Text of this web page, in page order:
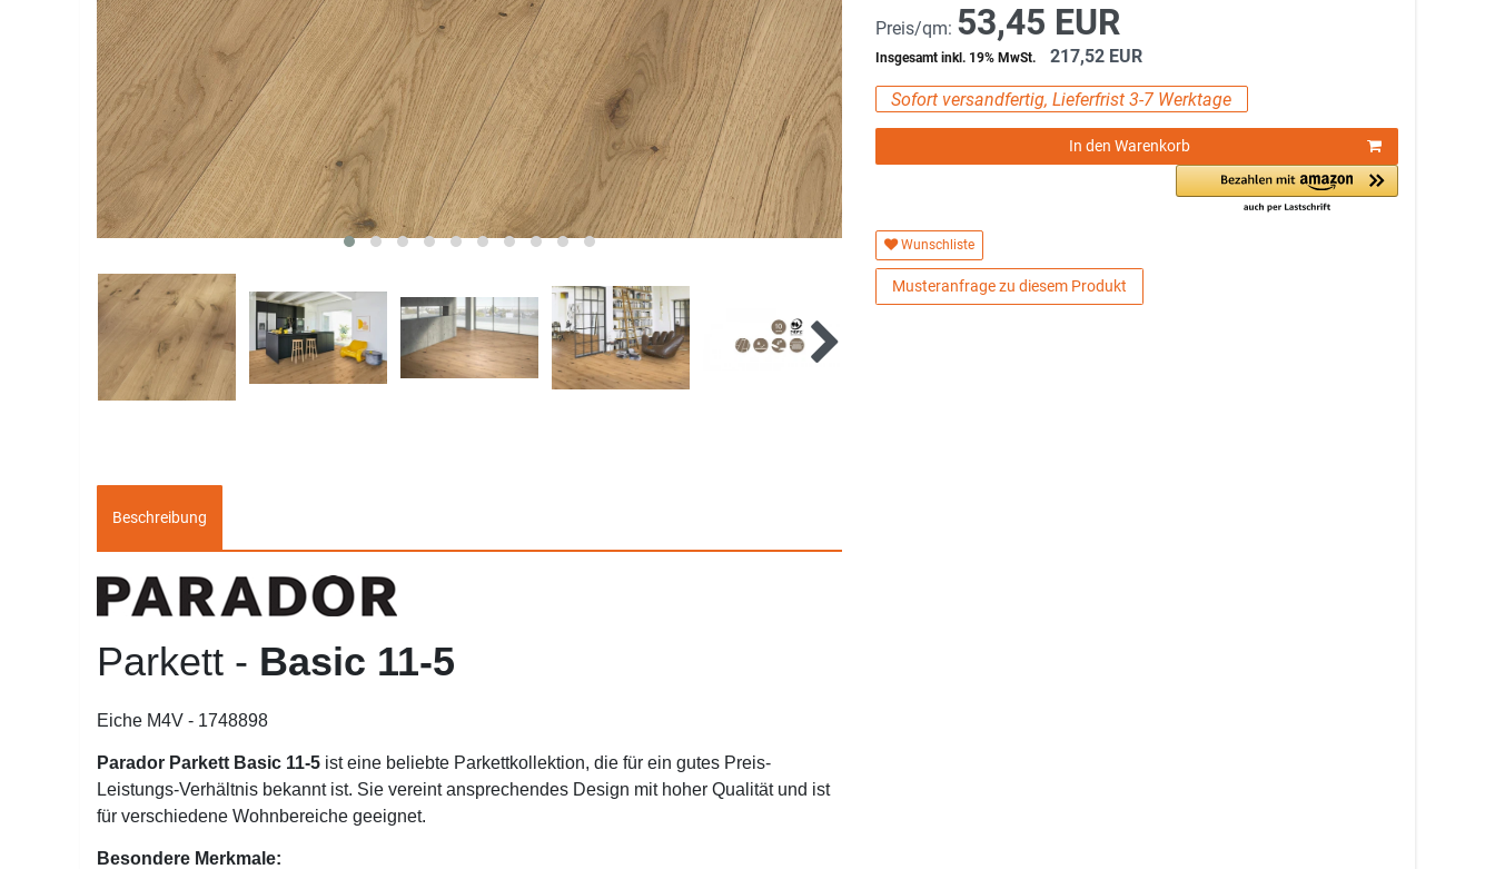
Preis/qm: 53,45 EUR
Insgesamt inkl. 19% MwSt. 217,52 EUR
Sofort versandfertig, Lieferfrist 3-7 Werktage
In den Warenkorb
Wunschliste
Musteranfrage zu diesem Produkt
Beschreibung
Parkett - Basic 11-5
Eiche M4V - 1748898
Parador Parkett Basic 11-5 ist eine beliebte Parkettkollektion, die für ein gutes Preis-
Leistungs-Verhältnis bekannt ist. Sie vereint ansprechendes Design mit hoher Qualität und ist
für verschiedene Wohnbereiche geeignet.
Besondere Merkmale: